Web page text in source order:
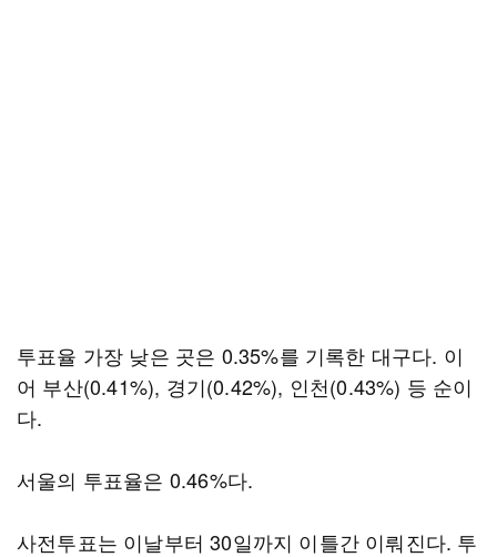
투표율 가장 낮은 곳은 0.35%를 기록한 대구다. 이
어 부산(0.41%), 경기(0.42%), 인천(0.43%) 등 순이
다.
서울의 투표율은 0.46%다.
사전투표는 이날부터 30일까지 이틀간 이뤄진다. 투